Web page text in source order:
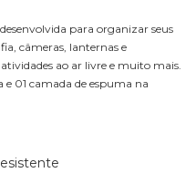
para organizar seus
câmeras, lanternas e
ao ar livre e muito mais.
01 camada de espuma na